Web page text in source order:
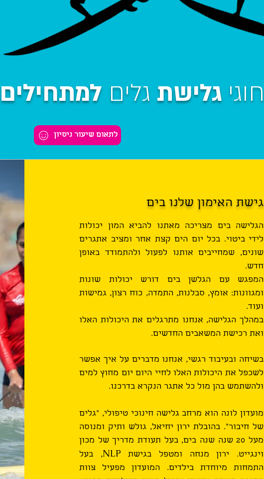
חוגי גלישת גלים למתחילים
לתאום שיעור ניסיון
גישת האימון שלנו בים
הגלישה בים מצריכה מאתנו להביא המון יכולות
לידי ביטוי. בכל יום הים קצת אחר ומציב אתגרים
שונים, שמחייבים אותנו לפעול ולהתמודד באופן
חדש.
המפגש עם הגלשן בים דורש יכולות שונות
ומגוונות: אומץ, סבלנות, התמדה, כוח רצון, גמישות
ועוד.
במהלך הגלישה, אנחנו מתרגלים את היכולות האלו
ואת רכישת המשאבים החדשים.
בשיחה ובעיבוד רגשי, אנחנו מדברים על איך אפשר
לשכפל את היכולות האלו לחיי היום יום מחוץ למים
ולהשתמש בהן מול כל אתגר הנקרא בדרכנו.
מועדון לונה הוא מרחב גלישה חינוכי טיפולי, "גלים
של חיבור". בהובלת ירון יחיאל, גולש ותיק ומנוסה
מעל 20 שנה שנה בים, בעל תעודת מדריך של מכון
וינגייט. ירון מנחה ומטפל בגישת NLP, בעל
התמחות מיוחדת בילדים. המועדון מפעיל צוות